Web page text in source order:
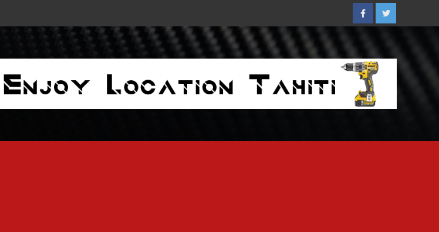
FacebookTwitter